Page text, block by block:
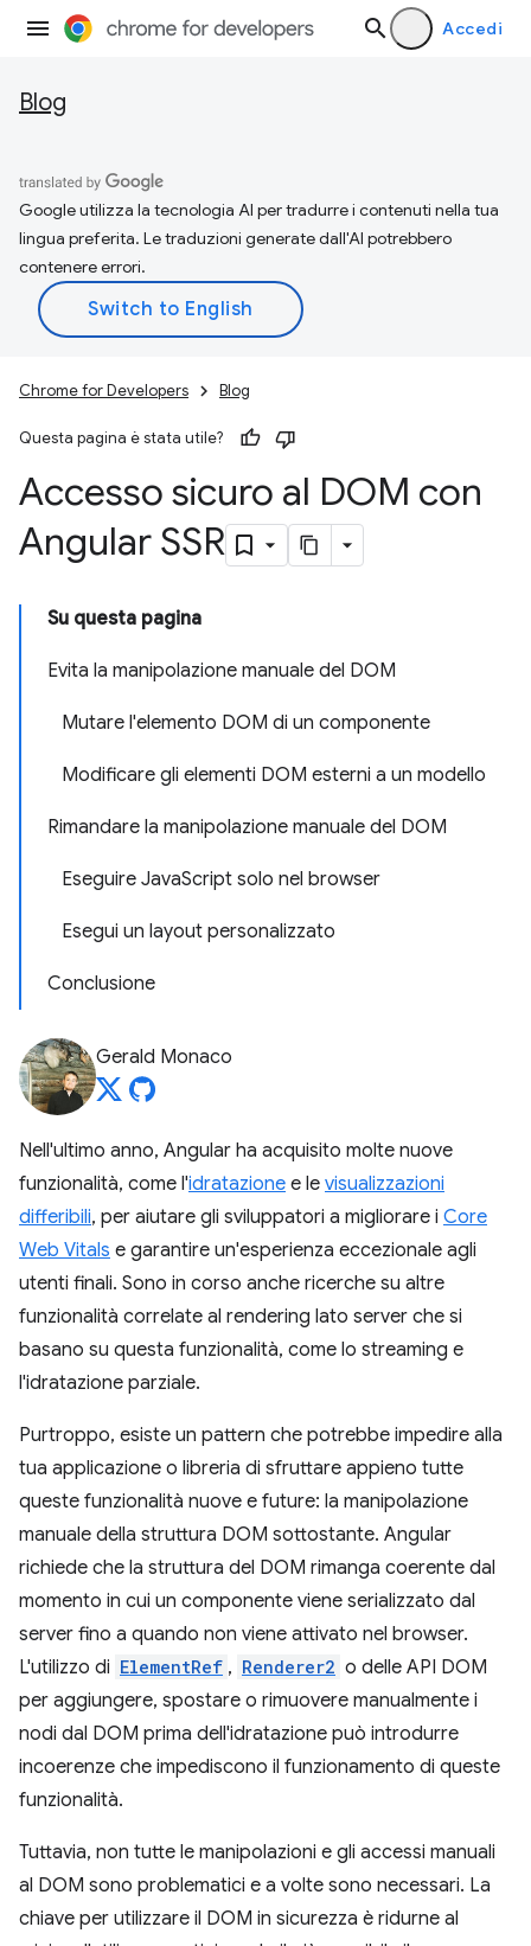
Accedi
Blog
Google utilizza la tecnologia AI per tradurre i contenuti nella tua
lingua preferita. Le traduzioni generate dall'AI potrebbero
contenere errori.
Chrome for Developers Blog
Questa pagina è stata utile?
Accesso sicuro al DOM con
Angular SSR
Su questa pagina
Evita la manipolazione manuale del DOM
Mutare l'elemento DOM di un componente
Modificare gli elementi DOM esterni a un modello
Rimandare la manipolazione manuale del DOM
Eseguire JavaScript solo nel browser
Esegui un layout personalizzato
Conclusione
Gerald Monaco
Nell'ultimo anno, Angular ha acquisito molte nuove
funzionalità, come l'idratazione e le visualizzazioni
differibili, per aiutare gli sviluppatori a migliorare i Core
Web Vitals e garantire un'esperienza eccezionale agli
utenti finali. Sono in corso anche ricerche su altre
funzionalità correlate al rendering lato server che si
basano su questa funzionalità, come lo streaming e
l'idratazione parziale.
Purtroppo, esiste un pattern che potrebbe impedire alla
tua applicazione o libreria di sfruttare appieno tutte
queste funzionalità nuove e future: la manipolazione
manuale della struttura DOM sottostante. Angular
richiede che la struttura del DOM rimanga coerente dal
momento in cui un componente viene serializzato dal
server fino a quando non viene attivato nel browser.
L'utilizzo di ElementRef , Renderer2 o delle API DOM
per aggiungere, spostare o rimuovere manualmente i
nodi dal DOM prima dell'idratazione può introdurre
incoerenze che impediscono il funzionamento di queste
funzionalità.
Tuttavia, non tutte le manipolazioni e gli accessi manuali
al DOM sono problematici e a volte sono necessari. La
chiave per utilizzare il DOM in sicurezza è ridurne al